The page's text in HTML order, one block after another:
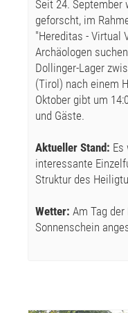
Seit 24. September
geforscht, im
"Hereditas - Virtual
Archäologen
Dollinger-Lager
(Tirol) nach einem
Oktober gibt um
und Gäste.
Aktueller Stand: Es
interessante
Struktur des
Wetter: Am Tag
Sonnenschein